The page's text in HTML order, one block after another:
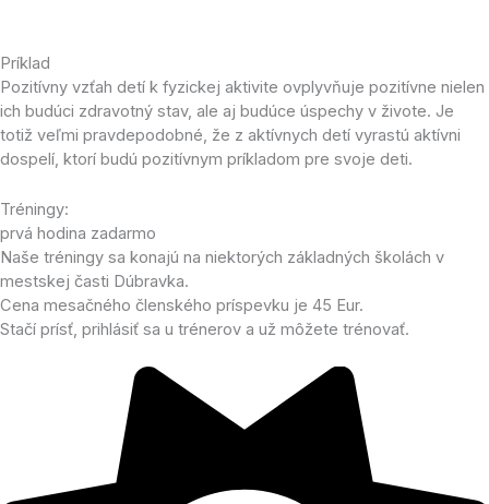
Príklad
Pozitívny vzťah detí k fyzickej aktivite ovplyvňuje pozitívne nielen
ich budúci zdravotný stav, ale aj budúce úspechy v živote. Je
totiž veľmi pravdepodobné, že z aktívnych detí vyrastú aktívni
dospelí, ktorí budú pozitívnym príkladom pre svoje deti.
Tréningy:
prvá hodina zadarmo
Naše tréningy sa konajú na niektorých základných školách v
mestskej časti Dúbravka.
Cena mesačného členského príspevku je 45 Eur.
Stačí prísť, prihlásiť sa u trénerov a už môžete trénovať.